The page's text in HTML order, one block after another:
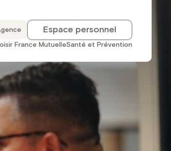
Espace personnel
France MutuelleSanté et Prévention